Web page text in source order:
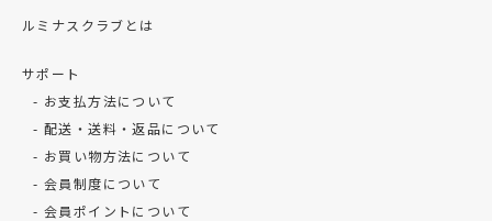
ルミナスクラブとは
サポート
お支払方法について
配送・送料・返品について
お買い物方法について
会員制度について
会員ポイントについて